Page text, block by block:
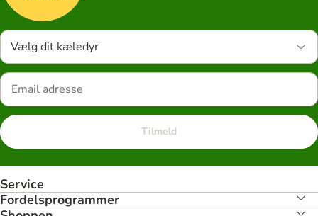
Vælg dit kæledyr
Tilmeld
Service
Fordelsprogrammer